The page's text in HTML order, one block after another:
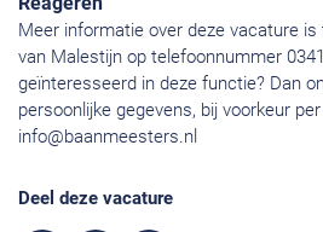
Meer informatie over deze vacature is
van Malestijn op telefoonnummer
geïnteresseerd in deze functie? Dan
persoonlijke gegevens, bij voorkeur
info@baanmeesters.nl
Deel deze vacature